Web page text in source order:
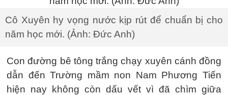
Cô Xuyên hy vọng nước kịp rút để chuẩn bị cho
năm học mới. (Ảnh: Đức Anh)
Con đường bê tông trắng chạy xuyên cánh đồng
dẫn đến Trường mầm non Nam Phương Tiến
hiện nay không còn dấu vết vì đã chìm giữa